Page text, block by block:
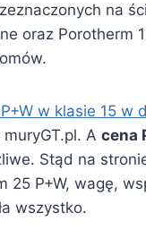
na
oraz Porotherm
w klasie 15 w
A cena
Stąd na
25 P+W, wagę,
wszystko.